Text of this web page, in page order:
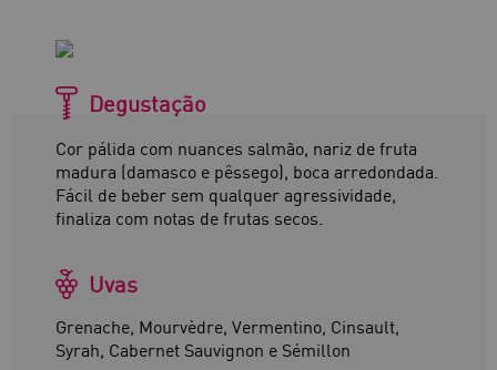
Degustação
Cor pálida com nuances salmão, nariz de fruta
madura (damasco e pêssego), boca arredondada.
Fácil de beber sem qualquer agressividade,
finaliza com notas de frutas secos.
Uvas
Grenache, Mourvèdre, Vermentino, Cinsault,
Syrah, Cabernet Sauvignon e Sémillon